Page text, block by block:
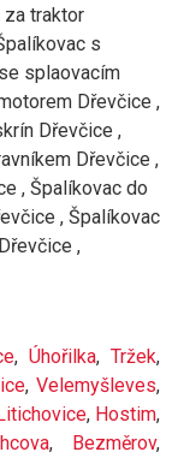
traktor
s
splaovacím
Dřevčice ,
Dřevčice ,
Dřevčice ,
, Špalíkovac do
, Špalíkovac
,
, Úhořilka,Tržek,
,Velemyšleves,
, Hostim,
, Bezměrov,